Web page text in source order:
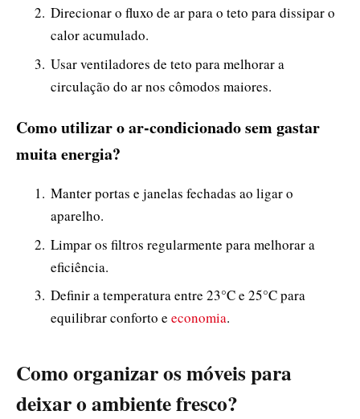
Direcionar o fluxo de ar para o teto para dissipar o
calor acumulado.
Usar ventiladores de teto para melhorar a
circulação do ar nos cômodos maiores.
Como utilizar o ar-condicionado sem gastar
muita energia?
Manter portas e janelas fechadas ao ligar o
aparelho.
Limpar os filtros regularmente para melhorar a
eficiência.
Definir a temperatura entre 23°C e 25°C para
equilibrar conforto e economia.
Como organizar os móveis para
deixar o ambiente fresco?